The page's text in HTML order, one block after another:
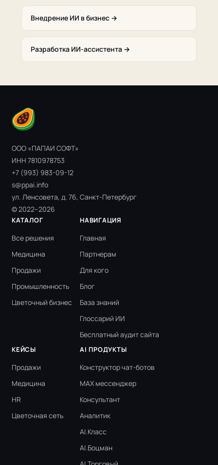
Внедрение ИИ в бизнес →
Разработка ИИ-ассистента →
ООО «ПАПАИ СОФТ»
ИНН 7810978753
+7 (993) 983-09-12
s@ppai.info
ул. Ленсовета, д. 76, Санкт-Петербург
© 2022–2026
КАТАЛОГ
Все решения
Медицина
Продажи
Промышленность
Цветочный бизнес
НАВИГАЦИЯ
Главная
Партнерам
Для кого
Блог
База знаний
Глоссарий ИИ
Бесплатный аудит сайта
КЕЙСЫ
Продажи
Медицина
HR
Цветочная сеть
AI ПРОДУКТЫ
Конструктор чат-ботов
MAX мессенджер
Консультант
Аналитик
AI.Класс
AI.Боцман